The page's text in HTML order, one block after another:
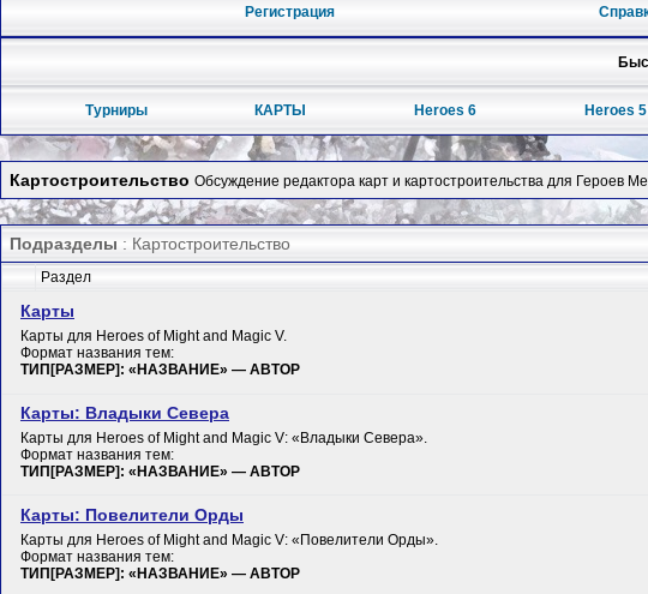
Регистрация
Турниры КАРТЫ Heroes 6 Heroes 5
Картостроительство Обсуждение редактора карт и картостроительства для Героев
Подразделы : Картостроительство
Раздел
Карты
Карты для Heroes of Might and Magic V.
Формат названия тем:
ТИП[РАЗМЕР]: «НАЗВАНИЕ» — АВТОР
Карты: Владыки Севера
Карты для Heroes of Might and Magic V: «Владыки Севера».
Формат названия тем:
ТИП[РАЗМЕР]: «НАЗВАНИЕ» — АВТОР
Карты: Повелители Орды
Карты для Heroes of Might and Magic V: «Повелители Орды».
Формат названия тем:
ТИП[РАЗМЕР]: «НАЗВАНИЕ» — АВТОР